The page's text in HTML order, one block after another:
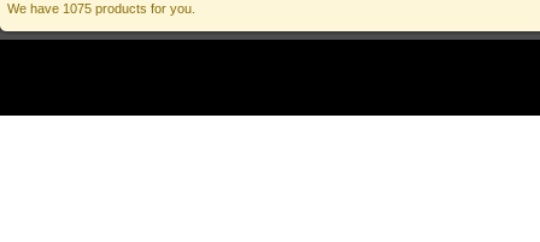
We have 1075 products for you.